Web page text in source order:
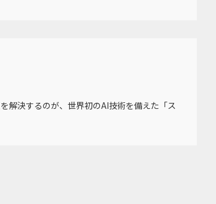
解決するのが、世界初のAI技術を備えた「ス